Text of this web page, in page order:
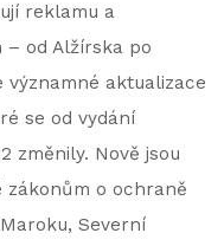
reklamu a
– od Alžírska po
významné aktualizace
se od vydání
změnily. Nově jsou
zákonům o ochraně
Severní